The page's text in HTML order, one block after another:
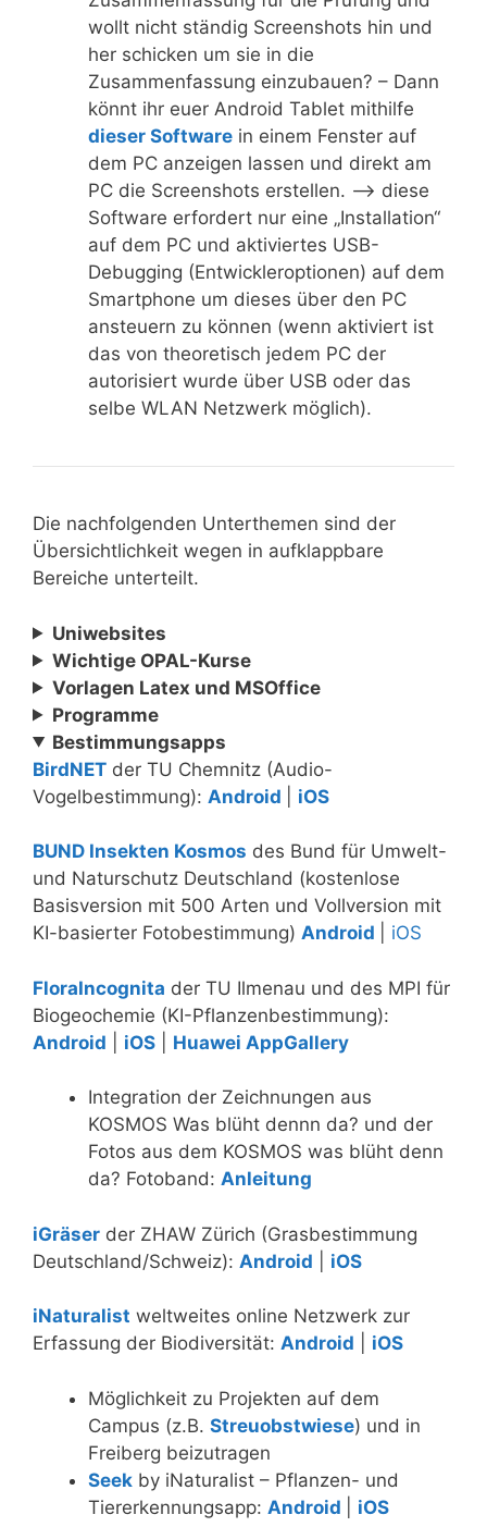
wollt nicht ständig Screenshots hin und
her schicken um sie in die
Zusammenfassung einzubauen? – Dann
könnt ihr euer Android Tablet mithilfe
dieser Software in einem Fenster auf
dem PC anzeigen lassen und direkt am
PC die Screenshots erstellen. –> diese
Software erfordert nur eine „Installation“
auf dem PC und aktiviertes USB-
Debugging (Entwickleroptionen) auf dem
Smartphone um dieses über den PC
ansteuern zu können (wenn aktiviert ist
das von theoretisch jedem PC der
autorisiert wurde über USB oder das
selbe WLAN Netzwerk möglich).
Die nachfolgenden Unterthemen sind der
Übersichtlichkeit wegen in aufklappbare
Bereiche unterteilt.
Uniwebsites
Wichtige OPAL-Kurse
Vorlagen Latex und MSOffice
Programme
Bestimmungsapps
BirdNET der TU Chemnitz (Audio-
Vogelbestimmung): Android iOS
BUND Insekten Kosmos des Bund für Umwelt-
und Naturschutz Deutschland (kostenlose
Basisversion mit 500 Arten und Vollversion mit
KI-basierter Fotobestimmung) Android iOS
FloraIncognita der TU Ilmenau und des MPI für
Biogeochemie (KI-Pflanzenbestimmung):
Android
iOS Huawei AppGallery
Integration der Zeichnungen aus
KOSMOS Was blüht dennn da? und der
Fotos aus dem KOSMOS was blüht denn
da? Fotoband: Anleitung
iGräser der ZHAW Zürich (Grasbestimmung
Deutschland/Schweiz): Android iOS
iNaturalist weltweites online Netzwerk zur
Erfassung der Biodiversität: Android iOS
Möglichkeit zu Projekten auf dem
Campus (z.B. Streuobstwiese) und in
Freiberg beizutragen
Seek by iNaturalist – Pflanzen- und
Tiererkennungsapp: Android iOS